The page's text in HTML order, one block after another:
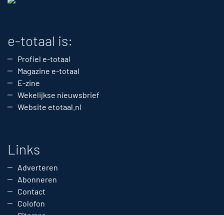
e-totaal is:
Profiel e-totaal
Magazine e-totaal
E-zine
Wekelijkse nieuwsbrief
Website etotaal.nl
Links
Adverteren
Abonneren
Contact
Colofon